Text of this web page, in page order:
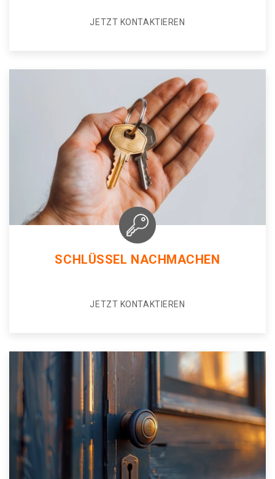
JETZT KONTAKTIEREN
SCHLÜSSEL NACHMACHEN
JETZT KONTAKTIEREN